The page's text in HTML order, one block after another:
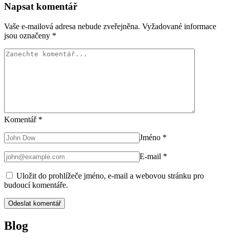
Napsat komentář
Vaše e-mailová adresa nebude zveřejněna. Vyžadované informace
jsou označeny *
Komentář *
Jméno *
E-mail *
Uložit do prohlížeče jméno, e-mail a webovou stránku pro
budoucí komentáře.
Blog